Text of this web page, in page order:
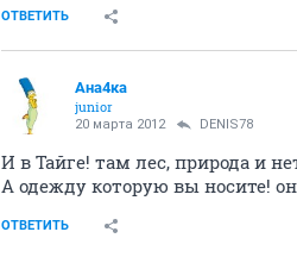
ОТВЕТИТЬ
Ана4ка
junior
20 марта 2012 DENIS78
И в Тайге! там лес, природа и
А одежду которую вы носите!
ОТВЕТИТЬ